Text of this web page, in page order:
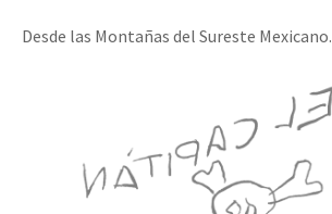
Desde las Montañas del Sureste Mexicano.